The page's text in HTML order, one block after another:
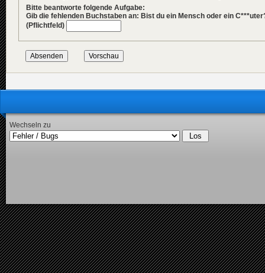
Bitte beantworte folgende Aufgabe:
Gib die fehlenden Buchstaben an: Bist du ein Mensch oder ein
(Pflichtfeld)
Wechseln zu